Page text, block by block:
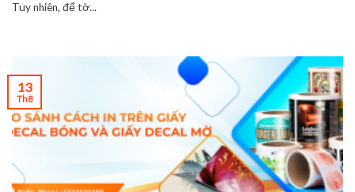
Tuy nhiên, để tờ...
13
Th8